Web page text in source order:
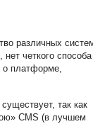
различных
четкого способа
о платформе,
так как
CMS (в лучшем